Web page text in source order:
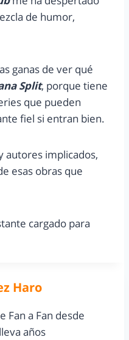
de humor,
ganas de ver qué
Split, porque tiene
que pueden
fiel si entran bien.
autores implicados,
esas obras que
cargado para
Haro
Fan a Fan desde
años